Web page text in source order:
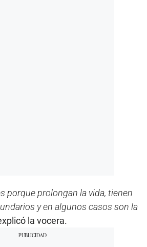
porque prolongan la vida, tienen
y en algunos casos son la
la vocera.